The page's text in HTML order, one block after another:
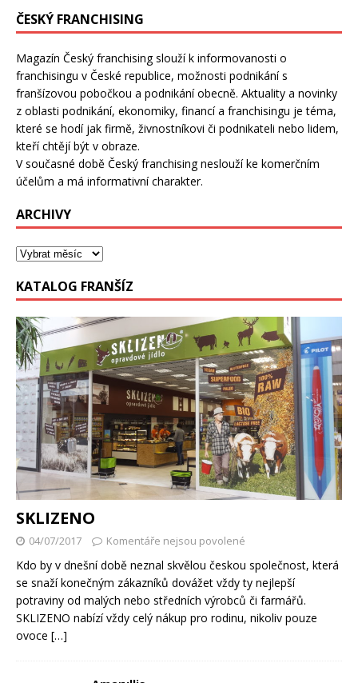
ČESKÝ FRANCHISING
Magazín Český franchising slouží k informovanosti o
franchisingu v České republice, možnosti podnikání s
franšízovou pobočkou a podnikání obecně. Aktuality a novinky
z oblasti podnikání, ekonomiky, financí a franchisingu je téma,
které se hodí jak firmě, živnostníkovi či podnikateli nebo lidem,
kteří chtějí být v obraze.
V současné době Český franchising neslouží ke komerčním
účelům a má informativní charakter.
ARCHIVY
KATALOG FRANŠÍZ
SKLIZENO
04/07/2017 Komentáře nejsou povolené
Kdo by v dnešní době neznal skvělou českou společnost, která
se snaží konečným zákazníků dovážet vždy ty nejlepší
potraviny od malých nebo středních výrobců či farmářů.
SKLIZENO nabízí vždy celý nákup pro rodinu, nikoliv pouze
ovoce […]